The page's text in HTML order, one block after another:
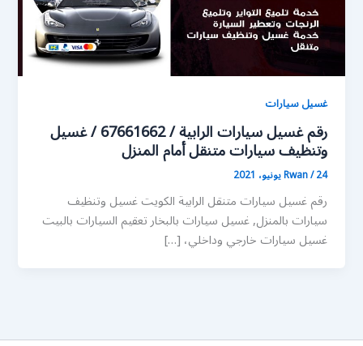
غسيل سيارات
رقم غسيل سيارات الرابية / 67661662 / غسيل
وتنظيف سيارات متنقل أمام المنزل
Rwan/24 يونيو، 2021
رقم غسيل سيارات متنقل الرابية الكويت غسيل وتنظيف
سيارات بالمنزل, غسيل سيارات بالبخار تعقيم السيارات بالبيت
غسيل سيارات خارجي وداخلي، […]